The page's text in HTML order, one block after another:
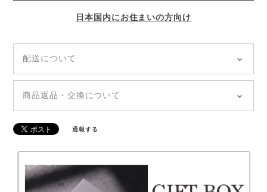
日本国内にお住まいの方向け
配送について
◆全国どこでも「送料無料」
◆追跡あり「郵便局クリックポスト」
◆発送日・到着日の指定はできません。お問い合わせ
商品返品・交換について
品の傷や不具合、ご注文内容に誤りがないかの確認を
◆万が一不良品をお届けしてしまった場合は、すぐに
お取り替えさせていただきますので、お手数ですが
通報する